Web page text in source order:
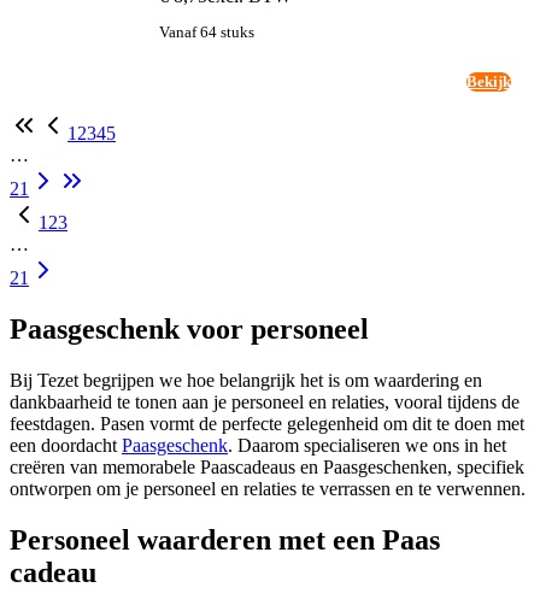
Vanaf 64 stuks
Bekijk
1 2345
…
21
1 23
…
21
Paasgeschenk voor personeel
Bij Tezet begrijpen we hoe belangrijk het is om waardering en
dankbaarheid te tonen aan je personeel en relaties, vooral tijdens de
feestdagen. Pasen vormt de perfecte gelegenheid om dit te doen met
een doordacht Paasgeschenk. Daarom specialiseren we ons in het
creëren van memorabele Paascadeaus en Paasgeschenken, specifiek
ontworpen om je personeel en relaties te verrassen en te verwennen.
Personeel waarderen met een Paas
cadeau